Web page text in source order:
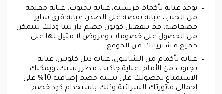
يوجد عباية بأكمام فرنسية، عنابة بجيوب، عباية مقلمه
من الجنب، عباية بقصة على الصدر، عباية فري سايز
فضفاضة، قم بتفعيل كوبون خصم دار لينا وذلك لتتمكن
من الحصول على خصومات وعروض لا مثيل لها على
جميع مشترياتك من الموقع.
عباية بأكمام من الشانتون، عباية دبل كلوش، عباية
بجيوب من الأمام، عباية جاكيت مطرز شيك، ويمكنك
الاستمتاع بحصولك على نسبة خصم إضافية 10% على
إجمالي فاتورتك الشرائية وذلك باستخدام كود خصم